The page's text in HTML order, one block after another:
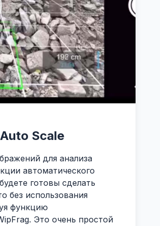
Scale
для анализа
автоматического
готовы сделать
без использования
функцию
Это очень простой